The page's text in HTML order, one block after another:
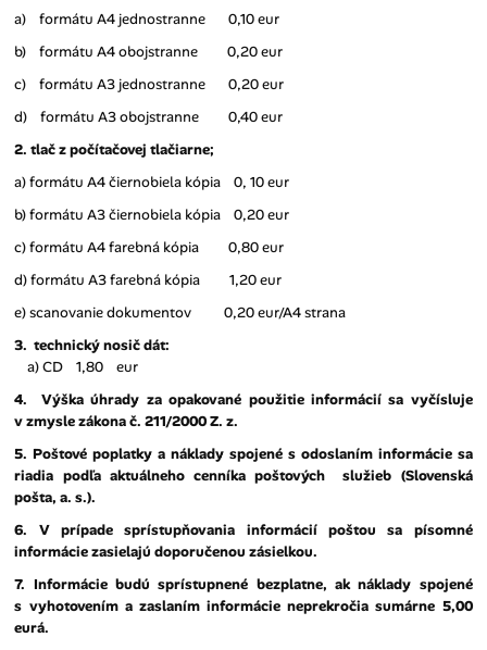
a) formátu A4 jednostranne 0,10 eur
b) formátu A4 obojstranne 0,20 eur
c) formátu A3 jednostranne 0,20 eur
d) formátu A3 obojstranne 0,40 eur
2. tlač z počítačovej tlačiarne;
a) formátu A4 čiernobiela kópia 0, 10 eur
b) formátu A3 čiernobiela kópia 0,20 eur
c) formátu A4 farebná kópia 0,80 eur
d) formátu A3 farebná kópia 1,20 eur
e) scanovanie dokumentov 0,20 eur/A4 strana
3. technický nosič dát:
a) CD 1,80 eur
4. Výška úhrady za opakované použitie informácií sa vyčísluje
v zmysle zákona č. 211/2000 Z. z.
5. Poštové poplatky a náklady spojené s odoslaním informácie sa
riadia podľa aktuálneho cenníka poštových služieb (Slovenská
pošta, a. s.).
6. V prípade sprístupňovania informácií poštou sa písomné
informácie zasielajú doporučenou zásielkou.
7. Informácie budú sprístupnené bezplatne, ak náklady spojené
s vyhotovením a zaslaním informácie neprekročia sumárne 5,00
eurá.